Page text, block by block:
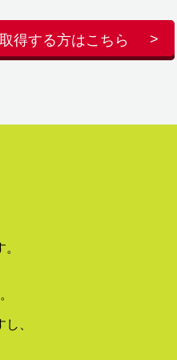
得する方はこちら
、